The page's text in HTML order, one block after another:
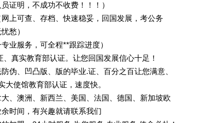
证明，不成功不收费！！！）
上可查、存档、快速稳妥，回国发展，考公务
忧愁）
业服务，可全程**跟踪进度）
真实教育部认证。让您回国发展信心十足！
伪、凹凸版、版的毕业.证、百分之百让您满意、
使馆教育部认证，速度快。
、澳洲、新西兰、美国、法国、德国、新加坡欧
时间，有兴趣就请联系我们